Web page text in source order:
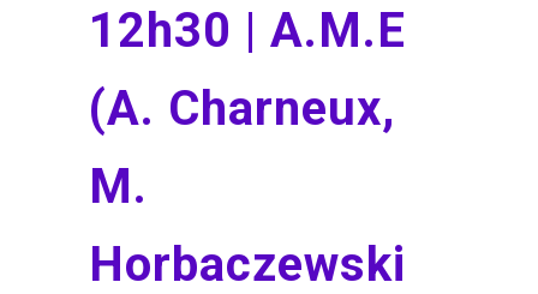
12h30 | A.M.E
(A. Charneux,
M.
Horbaczewski